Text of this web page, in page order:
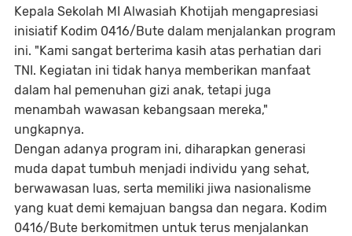
Kepala Sekolah MI Alwasiah Khotijah mengapresiasi
inisiatif Kodim 0416/Bute dalam menjalankan program
ini. "Kami sangat berterima kasih atas perhatian dari
TNI. Kegiatan ini tidak hanya memberikan manfaat
dalam hal pemenuhan gizi anak, tetapi juga
menambah wawasan kebangsaan mereka,"
ungkapnya.
Dengan adanya program ini, diharapkan generasi
muda dapat tumbuh menjadi individu yang sehat,
berwawasan luas, serta memiliki jiwa nasionalisme
yang kuat demi kemajuan bangsa dan negara. Kodim
0416/Bute berkomitmen untuk terus menjalankan